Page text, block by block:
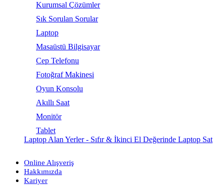
Kurumsal Çözümler
Sık Sorulan Sorular
Laptop
Masaüstü Bilgisayar
Cep Telefonu
Fotoğraf Makinesi
Oyun Konsolu
Akıllı Saat
Monitör
Tablet
Laptop Alan Yerler - Sıfır & İkinci El Değerinde Laptop Sat
Online Alışveriş
Hakkımızda
Kariyer